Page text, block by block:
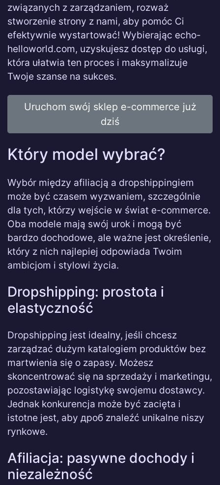
związanych z zarządzaniem, rozważ
stworzenie strony z nami, aby pomóc Ci
efektywnie wystartować! Wybierając echo-
helloworld.com, uzyskujesz dostęp do usługi,
która ułatwia ten proces i maksymalizuje
Twoje szanse na sukces.
Uruchom swój sklep e-commerce już
dziś
Który model wybrać?
Wybór między afiliacją a dropshippingiem
może być czasem wyzwaniem, szczególnie
dla tych, którzy wejście w świat e-commerce.
Oba modele mają swój urok i mogą być
bardzo dochodowe, ale ważne jest określenie,
który z nich najlepiej odpowiada Twoim
ambicjom i stylowi życia.
Dropshipping: prostota i
elastyczność
Dropshipping jest idealny, jeśli chcesz
zarządzać dużym katalogiem produktów bez
martwienia się o zapasy. Możesz
skoncentrować się na sprzedaży i marketingu,
pozostawiając logistykę swojemu dostawcy.
Jednak konkurencja może być zacięta i
istotne jest, aby дроб znaleźć unikalne niszy
rynkowe.
Afiliacja: pasywne dochody i
niezależność